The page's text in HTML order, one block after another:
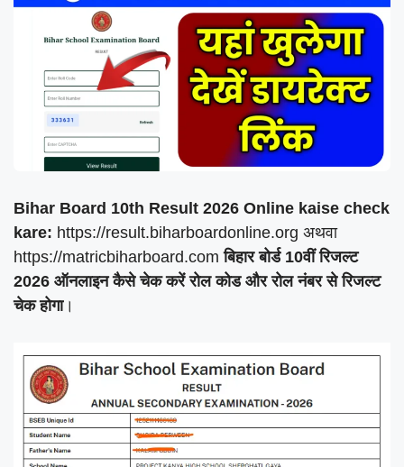
Bihar Board 10th Result 2026 Online kaise check
kare: https://result.biharboardonline.org अथवा
https://matricbiharboard.comबिहार बोर्ड 10वीं रिजल्ट
2026 ऑनलाइन कैसे चेक करें रोल कोड और रोल नंबर से रिजल्ट
चेक होगा।